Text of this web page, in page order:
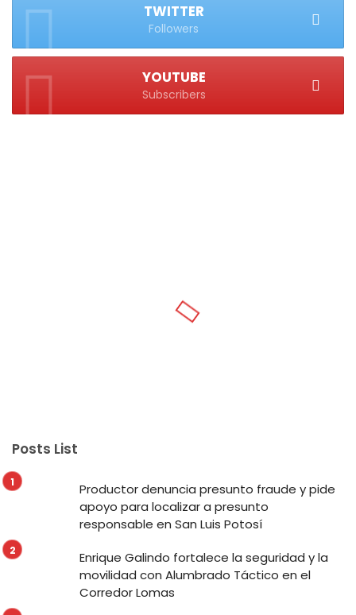
TWITTER
Followers
YOUTUBE
Subscribers
Posts List
Productor denuncia presunto fraude y pide
apoyo para localizar a presunto
responsable en San Luis Potosí
Enrique Galindo fortalece la seguridad y la
movilidad con Alumbrado Táctico en el
Corredor Lomas